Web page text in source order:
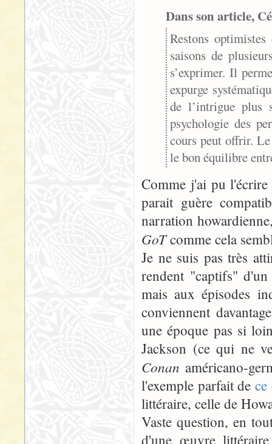
Dans son article,
Restons
saisons de
s’exprimer. Il
expurge
de l’intrigue plus
psychologie des
cours peut offrir.
le bon équilibre
Comme j'ai pu
parait guère
narration
GoTcomme cela
Je ne suis pas très
rendent "captifs"
mais aux épisodes
conviennent
une époque pas si
Jackson (ce qui ne
Conan américano-
l'exemple parfait de
littéraire, celle de
Vaste question, en
d'une œuvre